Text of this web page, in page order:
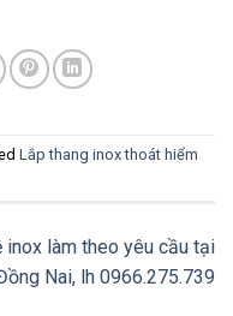
Lắp thang inox thoát hiểm
inox làm theo yêu cầu tại
Nai, lh 0966.275.739